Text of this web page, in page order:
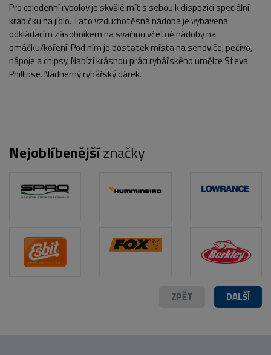
POPIS PRODUKTU FOTO (4)
Pro celodenní rybolov je skvělé mít s sebou k dispozici speciální
krabičku na jídlo. Tato vzduchotěsná nádoba je vybavena
odkládacím zásobníkem na svačinu včetně nádoby na
omáčku/koření. Pod ním je dostatek místa na sendviče, pečivo,
nápoje a chipsy. Nabízí krásnou práci rybářského umělce Steva
Phillipse. Nádherný rybářský dárek.
Nejoblíbenějšíznačky
DALŠÍ
ZPĚT